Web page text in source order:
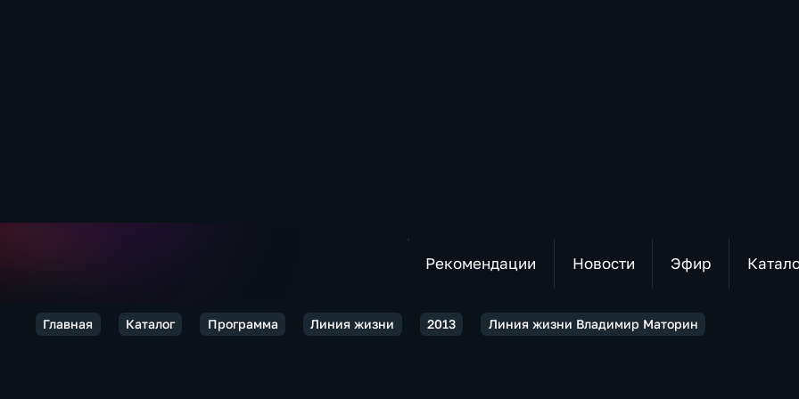
Рекомендации Новости Эфир
Главная Каталог Программа Линия жизни 2013 Линия жизни Владимир Маторин